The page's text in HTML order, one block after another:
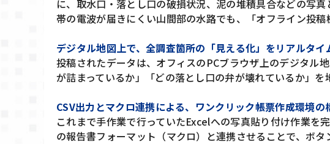
に、取水口・落とし口の破損状況、泥の堆積具合などの写
帯の電波が届きにくい山間部の水路でも、「オフライン投
デジタル地図上で、全調査箇所の「見える化」をリアルタイ
投稿されたデータは、オフィスのPCブラウザ上のデジタル
が詰まっているか」「どの落とし口の弁が壊れているか」
CSV出力とマクロ連携による、ワンクリック帳票作成環境の
これまで手作業で行っていたExcelへの写真貼り付け作業を
の報告書フォーマット（マクロ）と連携させることで、ボ